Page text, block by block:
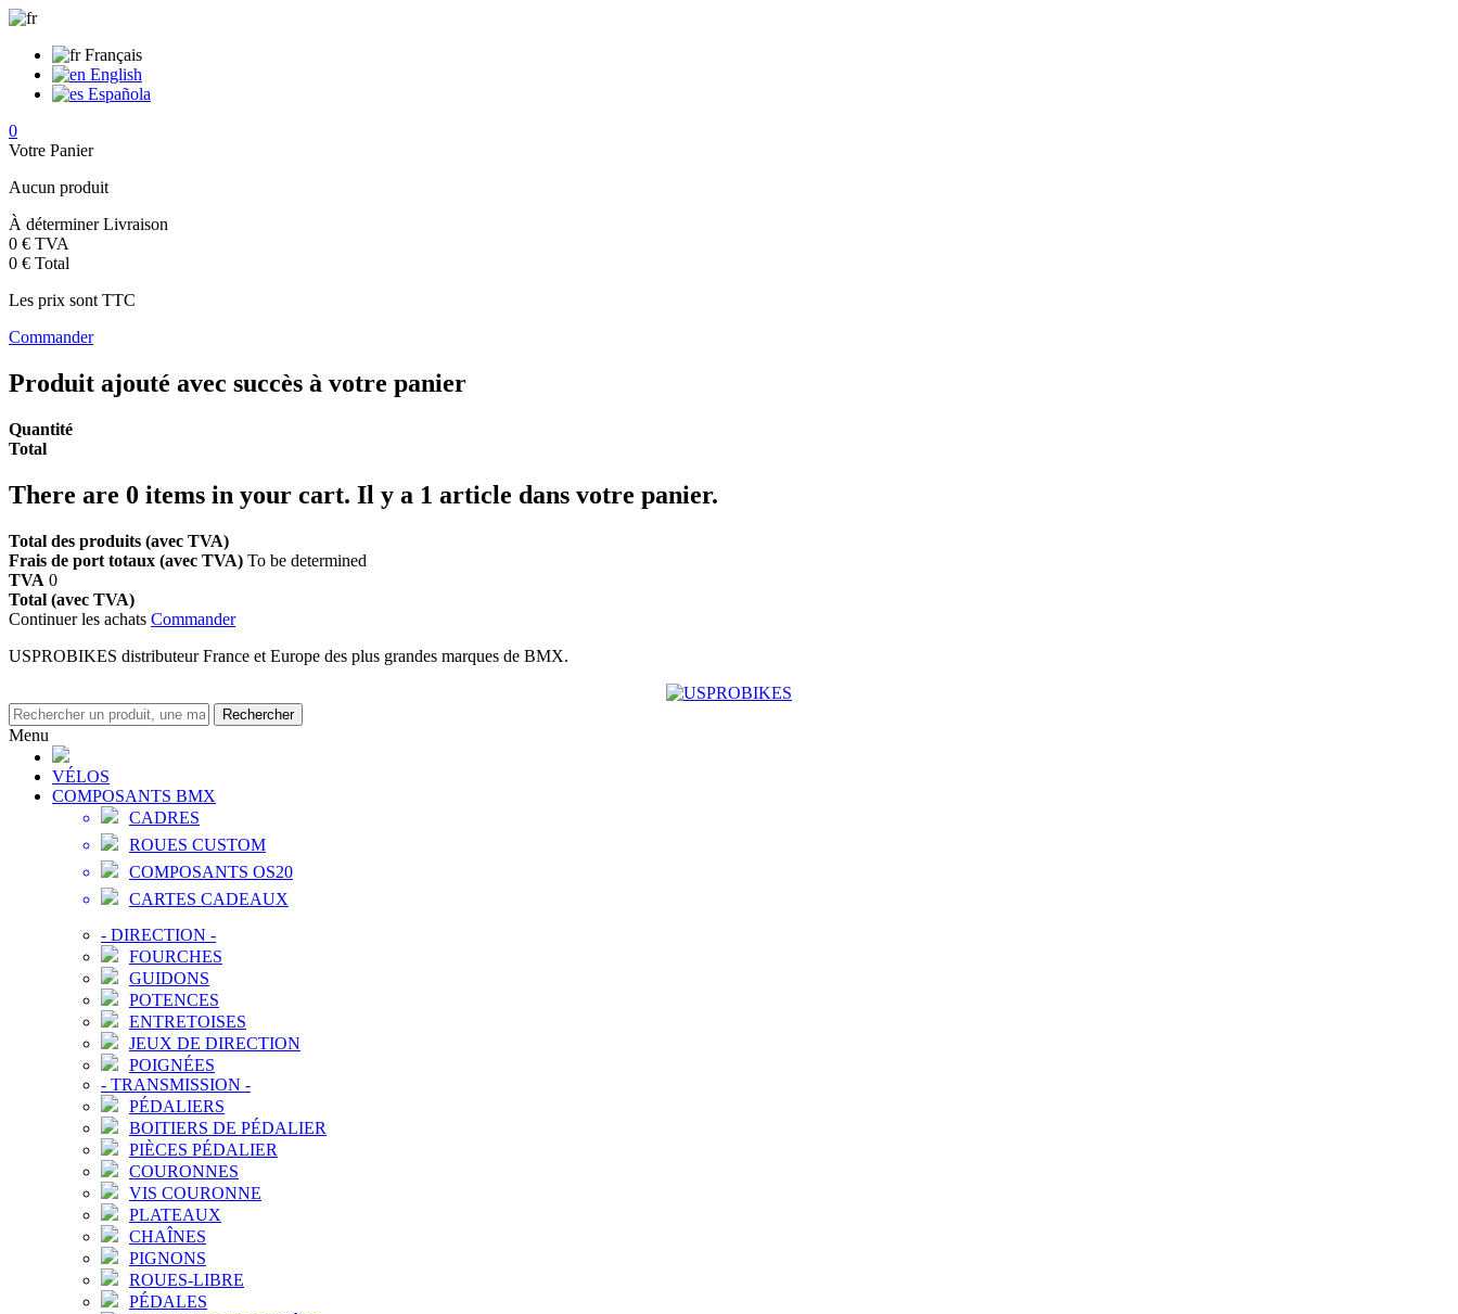
Français
English
Española
0
Votre Panier
Aucun produit
À déterminerLivraison
0 € TVA
0 € Total
Les prix sont TTC
Commander
Produit ajouté avec succès à votre panier
Quantité
Total
There are 0 items in your cart. Il y a 1 article dans votre panier.
Total des produits (avec TVA)
Frais de port totaux (avec TVA) To be determined
TVA 0
Total (avec TVA)
Continuer les achats Commander
USPROBIKES distributeur France et Europe des plus grandes marques de BMX.
Rechercher
Menu
VÉLOS
COMPOSANTS BMX
CADRES
ROUES CUSTOM
COMPOSANTS OS20
CARTES CADEAUX
- DIRECTION -
FOURCHES
GUIDONS
POTENCES
ENTRETOISES
JEUX DE DIRECTION
POIGNÉES
- TRANSMISSION -
PÉDALIERS
BOITIERS DE PÉDALIER
PIÈCES PÉDALIER
COURONNES
VIS COURONNE
PLATEAUX
CHAÎNES
PIGNONS
ROUES-LIBRE
PÉDALES